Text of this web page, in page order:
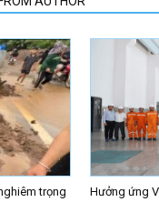
trọng
Hưởng ứng